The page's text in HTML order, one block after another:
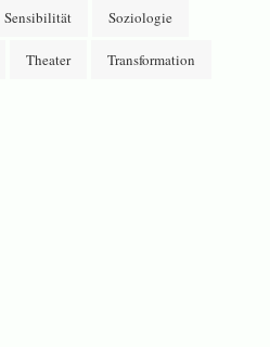
Sensibilität Soziologie
Theater Transformation